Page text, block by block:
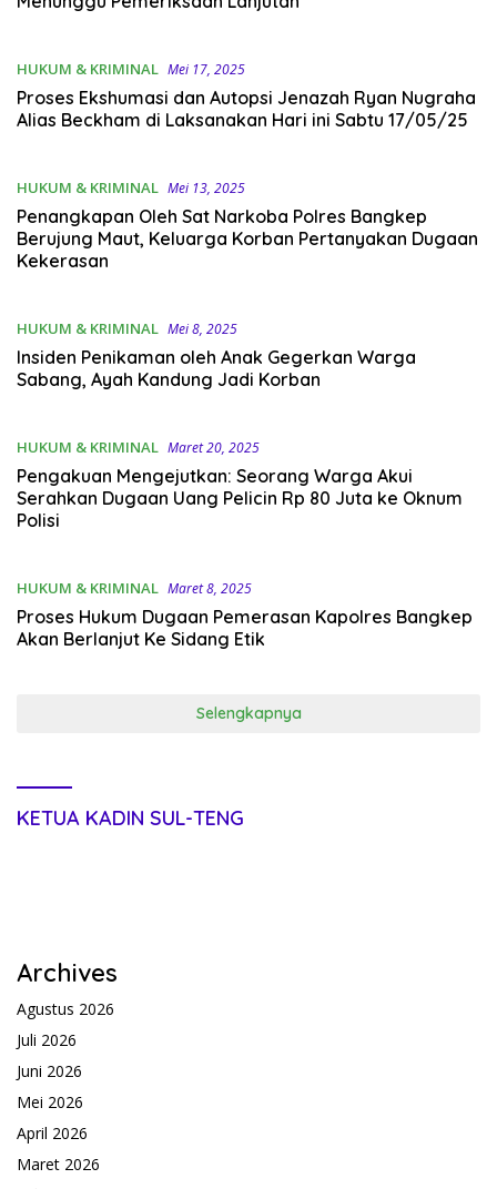
HUKUM & KRIMINAL Mei 17, 2025
Proses Ekshumasi dan Autopsi Jenazah Ryan Nugraha
Alias Beckham di Laksanakan Hari ini Sabtu 17/05/25
HUKUM & KRIMINAL Mei 13, 2025
Penangkapan Oleh Sat Narkoba Polres Bangkep
Berujung Maut, Keluarga Korban Pertanyakan Dugaan
Kekerasan
HUKUM & KRIMINAL Mei 8, 2025
Insiden Penikaman oleh Anak Gegerkan Warga
Sabang, Ayah Kandung Jadi Korban
HUKUM & KRIMINAL Maret 20, 2025
Pengakuan Mengejutkan: Seorang Warga Akui
Serahkan Dugaan Uang Pelicin Rp 80 Juta ke Oknum
Polisi
HUKUM & KRIMINAL Maret 8, 2025
Proses Hukum Dugaan Pemerasan Kapolres Bangkep
Akan Berlanjut Ke Sidang Etik
Selengkapnya
KETUA KADIN SUL-TENG
Archives
Agustus 2026
Juli 2026
Juni 2026
Mei 2026
April 2026
Maret 2026